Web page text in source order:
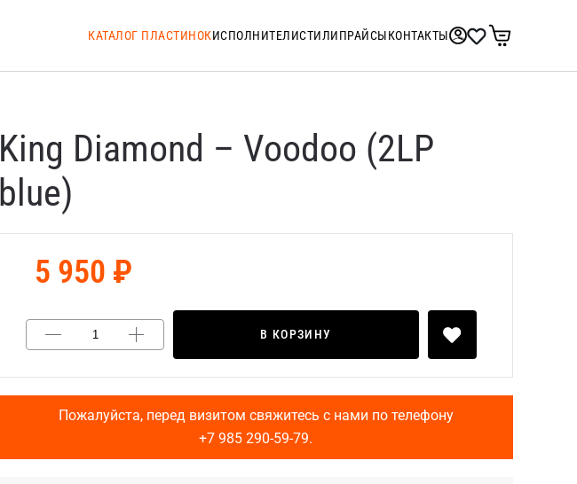
КАТАЛОГ ПЛАСТИНОКИСПОЛНИТЕЛИСТИЛИПРАЙСЫКОНТАКТЫ
King Diamond – Voodoo (2LP
blue)
5 950 ₽
В КОРЗИНУ
Пожалуйста, перед визитом свяжитесь с нами по телефону
+7 985 290-59-79.